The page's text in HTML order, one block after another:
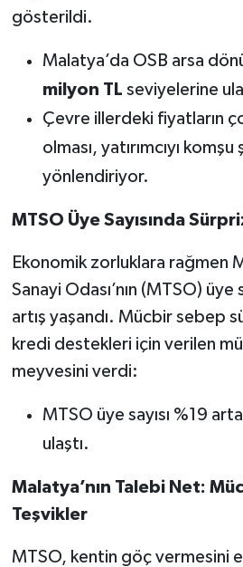
gösterildi.
Malatya’da OSB arsa
milyon TL seviyelerine
Çevre illerdeki fiyatların
olması, yatırımcıyı
yönlendiriyor.
MTSO Üye Sayısında
Ekonomik zorluklara rağmen
Sanayi Odası’nın (MTSO) üye
artış yaşandı. Mücbir sebep
kredi destekleri için verilen
meyvesini verdi:
MTSO üye sayısı %19
ulaştı.
Malatya’nın Talebi Net:
Teşvikler
MTSO, kentin göç vermesini